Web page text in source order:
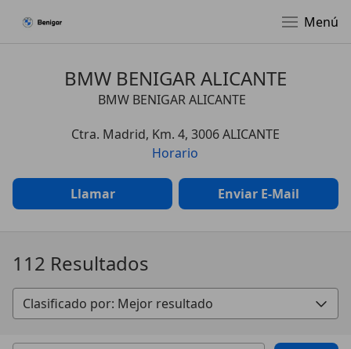
Menú
BMW BENIGAR ALICANTE
BMW BENIGAR ALICANTE
Ctra. Madrid, Km. 4, 3006 ALICANTE
Horario
Llamar Enviar E-Mail
112 Resultados